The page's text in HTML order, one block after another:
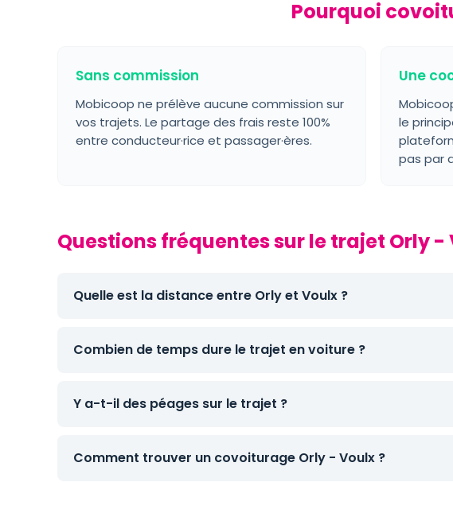
Pourquoi
Sans commission
Mobicoop ne prélève aucune commission sur
vos trajets. Le partage des frais reste 100%
entre conducteur·rice et passager·ères.
Une
le
pas par
Questions fréquentes sur le trajet Orly -
Quelle est la distance entre Orly et Voulx ?
Combien de temps dure le trajet en voiture ?
Y a-t-il des péages sur le trajet ?
Comment trouver un covoiturage Orly - Voulx ?